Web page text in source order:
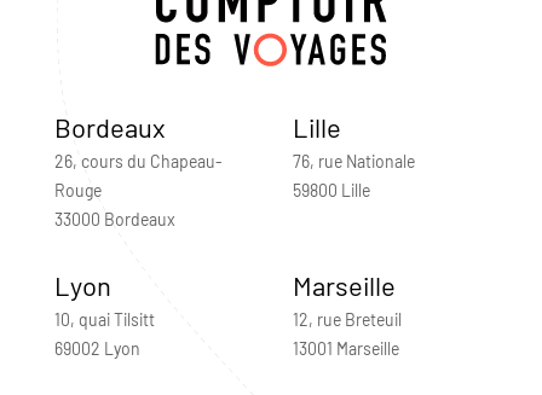
Bordeaux
26, cours du Chapeau-
Rouge
33000 Bordeaux
Lille
76, rue Nationale
59800 Lille
Lyon
10, quai Tilsitt
69002 Lyon
Marseille
12, rue Breteuil
13001 Marseille